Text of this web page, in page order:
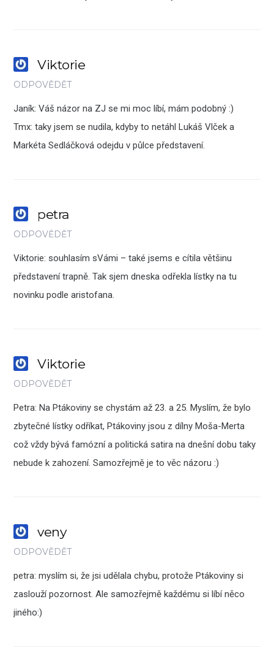
Viktorie
ODPOVĚDĚT
Janík: Váš názor na ZJ se mi moc líbí, mám podobný :)
Tmx: taky jsem se nudila, kdyby to netáhl Lukáš Vlček a
Markéta Sedláčková odejdu v půlce představení.
petra
ODPOVĚDĚT
Viktorie: souhlasím sVámi – také jsems e cítila většinu
představení trapně. Tak sjem dneska odřekla lístky na tu
novinku podle aristofana.
Viktorie
ODPOVĚDĚT
Petra: Na Ptákoviny se chystám až 23. a 25. Myslím, že bylo
zbytečné lístky odříkat, Ptákoviny jsou z dílny Moša-Merta
což vždy bývá famózní a politická satira na dnešní dobu taky
nebude k zahození. Samozřejmě je to věc názoru :)
veny
ODPOVĚDĚT
petra: myslím si, že jsi udělala chybu, protože Ptákoviny si
zaslouží pozornost. Ale samozřejmě každému si líbí něco
jiného:)